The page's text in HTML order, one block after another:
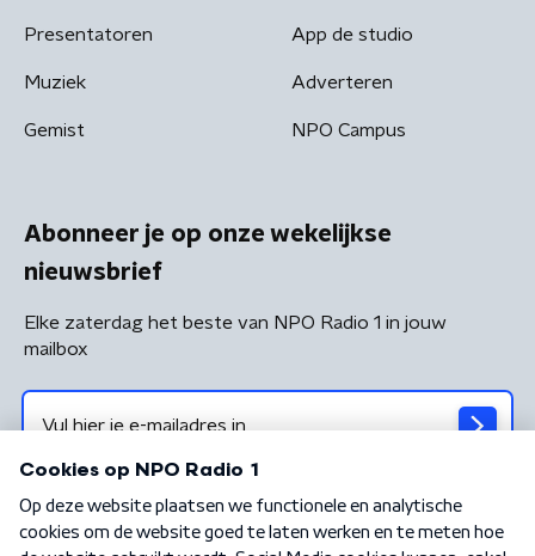
Presentatoren
Muziek
Gemist
App de studio
Adverteren
NPO Campus
Abonneer je op onze wekelijkse
nieuwsbrief
Elke zaterdag het beste van NPO Radio 1 in jouw
mailbox